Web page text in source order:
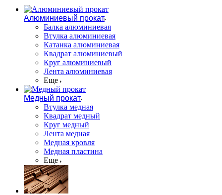
Алюминиевый прокат
Балка алюминиевая
Втулка алюминиевая
Катанка алюминиевая
Квадрат алюминиевый
Круг алюминиевый
Лента алюминиевая
Еще
Медный прокат
Втулка медная
Квадрат медный
Круг медный
Лента медная
Медная кровля
Медная пластина
Еще